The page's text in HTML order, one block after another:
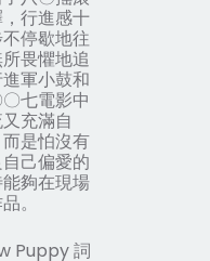
行進感十
停歇地往
畏懼地追
軍小鼓和
七電影中
充滿自
是怕沒有
己偏愛的
夠在現場
。
Puppy 詞